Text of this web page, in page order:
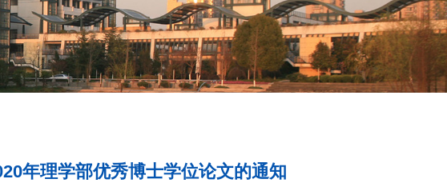
年理学部优秀博士学位论文的通知